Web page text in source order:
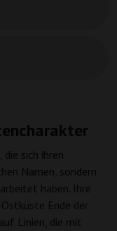
sich ihren
Namen, sondern
haben. Ihre
Ende der
Linien, die mit